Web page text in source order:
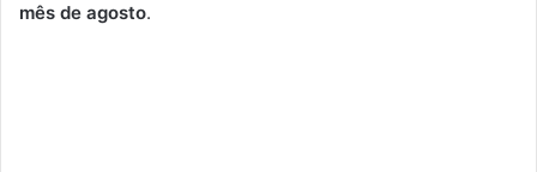
mês de agosto.